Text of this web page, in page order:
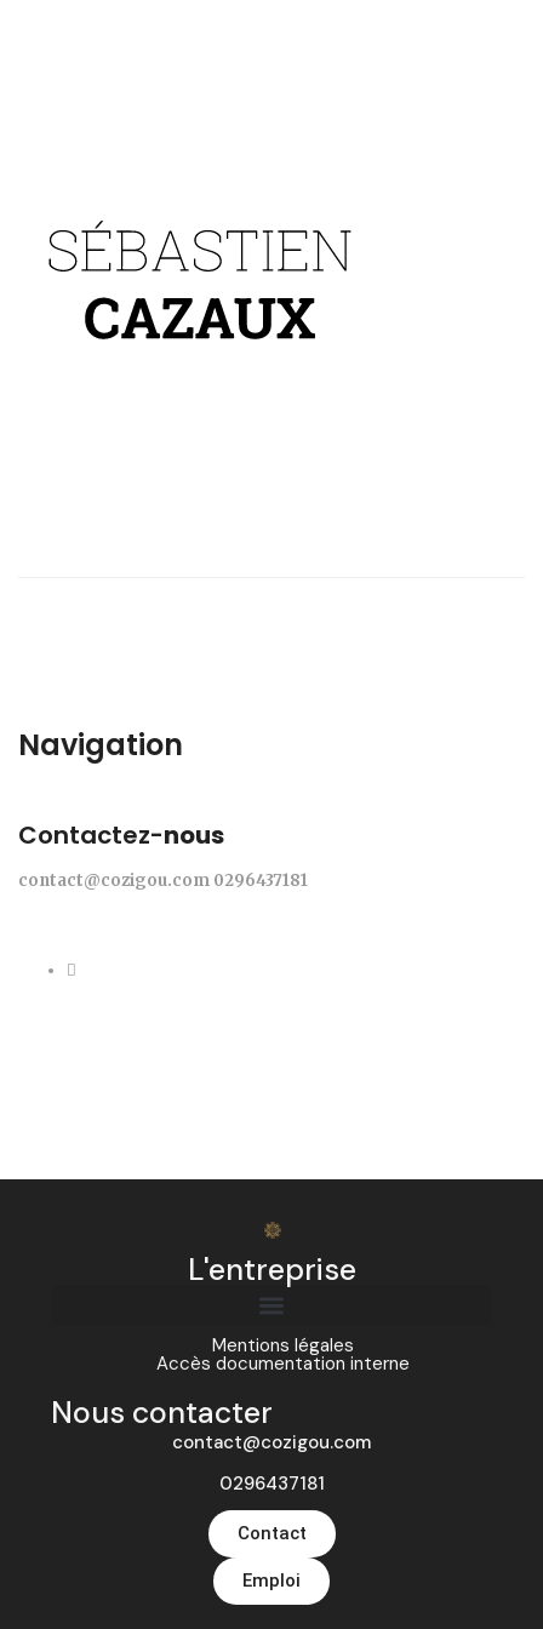
Navigation
Contactez-nous
contact@cozigou.com 0296437181
L'entreprise
Mentions légales
Accès documentation interne
Nous contacter
contact@cozigou.com
0296437181
Contact
Emploi